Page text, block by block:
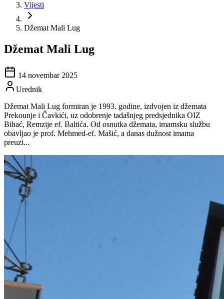
Vijesti
Džemat Mali Lug
Džemat Mali Lug
14 novembar 2025
Urednik
Džemat Mali Lug formiran je 1993. godine, izdvojen iz džemata
Prekounje i Čavkići, uz odobrenje tadašnjeg predsjednika OIZ
Bihać, Remzije ef. Baltića. Od osnutka džemata, imamsku službu
obavljao je prof. Mehmed-ef. Mašić, a danas dužnost imama
preuzi...